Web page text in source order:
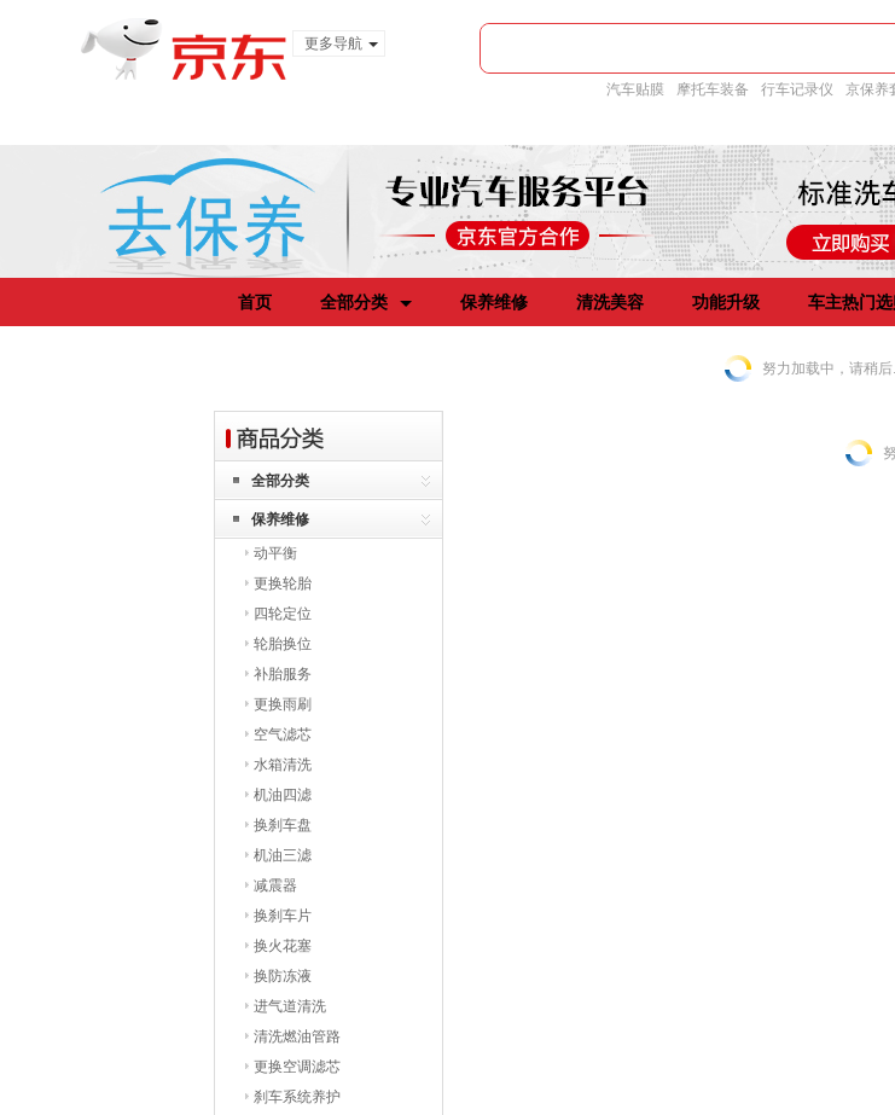
更多导航
汽车贴膜 摩托车装备 行车记录仪 京保养
首页 全部分类 保养维修 清洗美容 功能升级 车主热门
努力加载中，请稍后
全部分类
保养维修
动平衡
更换轮胎
四轮定位
轮胎换位
补胎服务
更换雨刷
空气滤芯
水箱清洗
机油四滤
换刹车盘
机油三滤
减震器
换刹车片
换火花塞
换防冻液
进气道清洗
清洗燃油管路
更换空调滤芯
刹车系统养护